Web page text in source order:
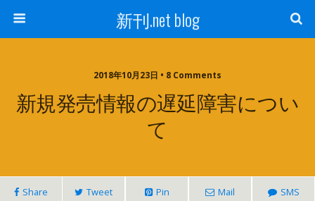
新刊.net blog
2018年10月23日 • 8 Comments
新規発売情報の遅延障害につい
て
Share Tweet Pin Mail SMS